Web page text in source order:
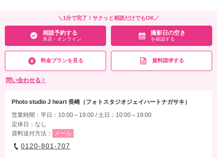
＼1分で完了！サクッと相談だけでもOK／
相談予約する
来店・オンライン
撮影日の空き
を確認する
料金プランを見る 資料請求する
問い合わせる
Photo studio J heart 長崎（フォトスタジオジェイハートナガサキ）
営業時間：平日：10:00～19:00 / 土日：10:00～19:00
定休日：なし
資料送付方法：
メール
0120-801-707